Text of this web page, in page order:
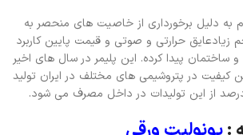
به دلیل برخورداری از خاصیت های منحصر به
حرارتی و صوتی و قیمت پایین کاربرد
پیدا کرده. این پلیمر در سال های اخیر
کیفیت در پتروشیمی های مختلف در ایران تولید